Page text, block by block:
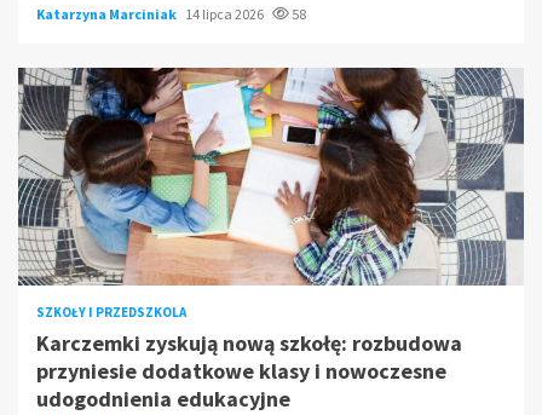
Katarzyna Marciniak 14 lipca 2026 58
SZKOŁY I PRZEDSZKOLA
Karczemki zyskują nową szkołę: rozbudowa
przyniesie dodatkowe klasy i nowoczesne
udogodnienia edukacyjne